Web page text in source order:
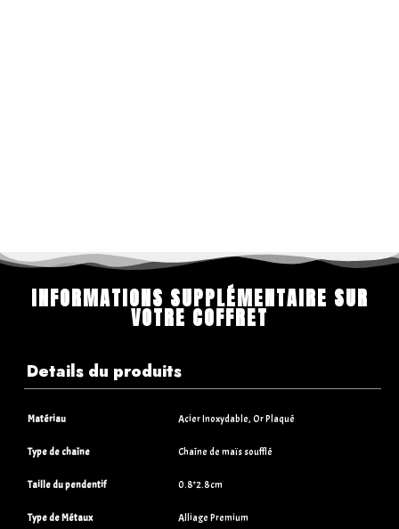
INFORMATIONS SUPPLÉMENTAIRE SUR
VOTRE COFFRET
Details du produits
Matériau Acier Inoxydable, Or Plaqué
Type de chaîne Chaîne de maïs soufflé
Taille du pendentif 0.8*2.8cm
Type de Métaux Alliage Premium